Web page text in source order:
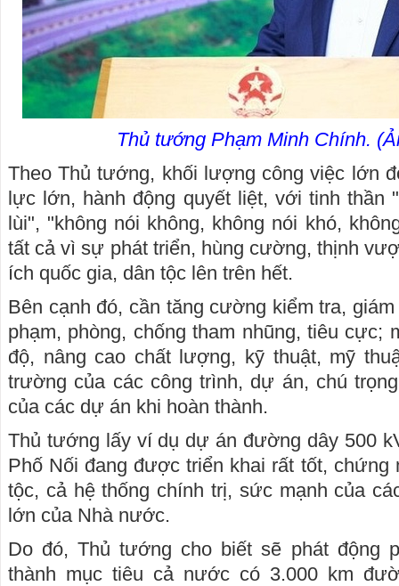
Thủ tướng Phạm Minh Chính.
Theo Thủ tướng, khối lượng công việc lớn
lực lớn, hành động quyết liệt, với tinh thần
lùi", "không nói không, không nói khó,
tất cả vì sự phát triển, hùng cường, thịnh
ích quốc gia, dân tộc lên trên hết.
Bên cạnh đó, cần tăng cường kiểm tra,
phạm, phòng, chống tham nhũng, tiêu cực;
độ, nâng cao chất lượng, kỹ thuật, mỹ
trường của các công trình, dự án, chú
của các dự án khi hoàn thành.
Thủ tướng lấy ví dụ dự án đường dây 500
Phố Nối đang được triển khai rất tốt, chứng
tộc, cả hệ thống chính trị, sức mạnh của
lớn của Nhà nước.
Do đó, Thủ tướng cho biết sẽ phát động
thành mục tiêu cả nước có 3.000 km